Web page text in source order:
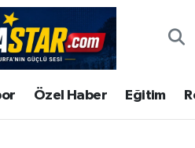
Özel Haber Eğitim